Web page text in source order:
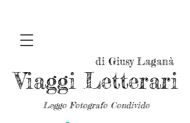
Leggo Fotografo Condivido
Viaggi Letterari
di Giusy Laganà